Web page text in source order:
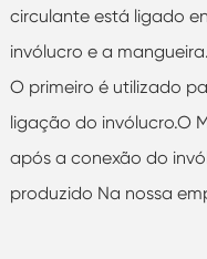
circulante está ligado
invólucro e a mangueira.
O primeiro é utilizado
ligação do invólucro.O
após a conexão do
produzido Na nossa